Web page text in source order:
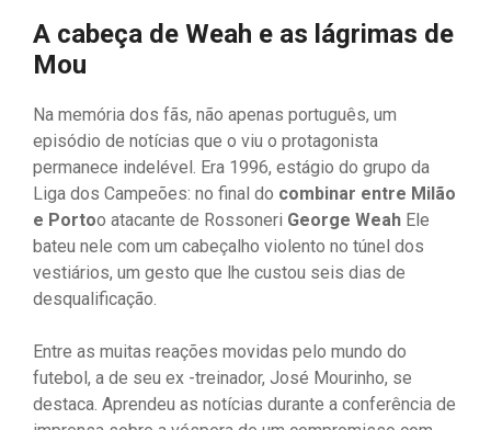
A cabeça de Weah e as lágrimas de
Mou
Na memória dos fãs, não apenas português, um
episódio de notícias que o viu o protagonista
permanece indelével. Era 1996, estágio do grupo da
Liga dos Campeões: no final do combinar entre Milão
e Portoo atacante de Rossoneri George Weah Ele
bateu nele com um cabeçalho violento no túnel dos
vestiários, um gesto que lhe custou seis dias de
desqualificação.
Entre as muitas reações movidas pelo mundo do
futebol, a de seu ex -treinador, José Mourinho, se
destaca. Aprendeu as notícias durante a conferência de